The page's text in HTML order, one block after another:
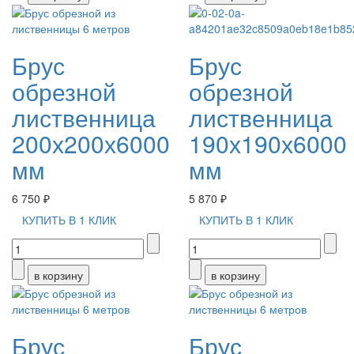
Брус
обрезной
лиственница
200х200х6000
мм
6 750 ₽
КУПИТЬ В 1 КЛИК
Брус
обрезной
лиственница
190х190х6000
мм
5 870 ₽
КУПИТЬ В 1 КЛИК
Брус Брус